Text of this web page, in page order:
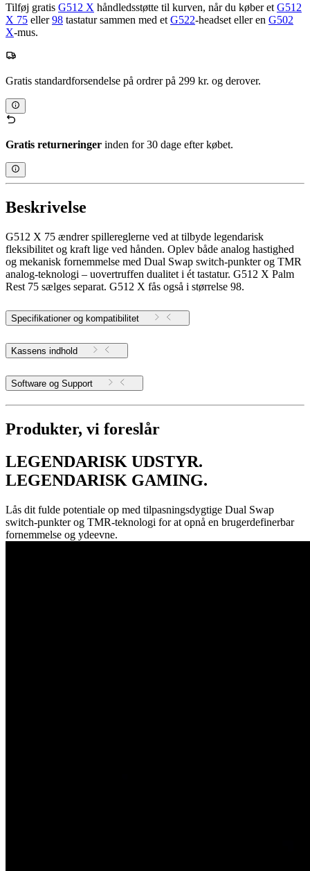
Tilføj gratis G512 X håndledsstøtte til kurven, når du køber et G512
X 75 eller98 tastatur sammen med et G522-headset eller en G502
X-mus.
Gratis standardforsendelse på ordrer på 299 kr. og derover.
Gratis returneringer inden for 30 dage efter købet.
Beskrivelse
G512 X 75 ændrer spillereglerne ved at tilbyde legendarisk
fleksibilitet og kraft lige ved hånden. Oplev både analog hastighed
og mekanisk fornemmelse med Dual Swap switch-punkter og TMR
analog-teknologi – uovertruffen dualitet i ét tastatur. G512 X Palm
Rest 75 sælges separat. G512 X fås også i størrelse 98.
Specifikationer og kompatibilitet
Kassens indhold
Software og Support
Produkter, vi foreslår
LEGENDARISK UDSTYR.
LEGENDARISK GAMING.
Lås dit fulde potentiale op med tilpasningsdygtige Dual Swap
switch-punkter og TMR-teknologi for at opnå en brugerdefinerbar
fornemmelse og ydeevne.